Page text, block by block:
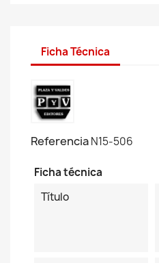
Ficha Técnica
ReferenciaN15-506
Ficha técnica
Título